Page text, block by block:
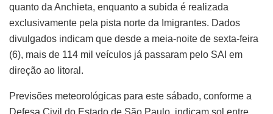
quanto da Anchieta, enquanto a subida é realizada
exclusivamente pela pista norte da Imigrantes. Dados
divulgados indicam que desde a meia-noite de sexta-feira
(6), mais de 114 mil veículos já passaram pelo SAI em
direção ao litoral.
Previsões meteorológicas para este sábado, conforme a